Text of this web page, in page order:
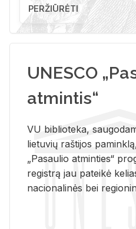
PERŽIŪRĖTI
UNESCO
atmintis“
VU biblioteka,
lietuvių raštijos
„Pasaulio atminties“
registrą jau pateikė
nacionalinės bei